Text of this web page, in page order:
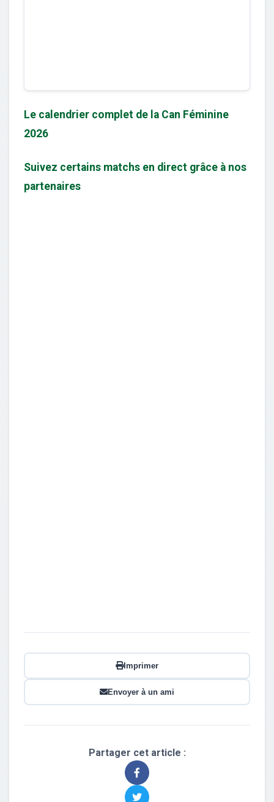
Le calendrier complet de la Can Féminine
2026
Suivez certains matchs en direct grâce à nos
partenaires
Imprimer
Envoyer à un ami
Partager cet article :